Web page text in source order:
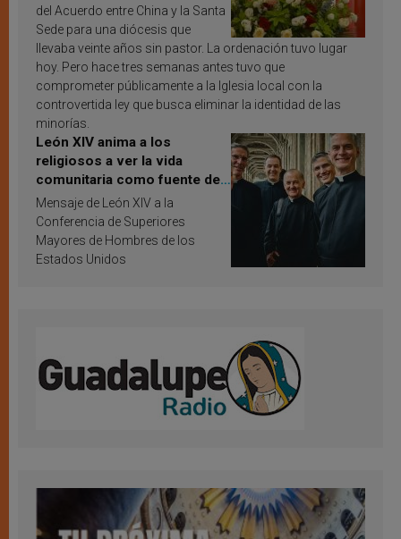
del Acuerdo entre China y la Santa
Sede para una diócesis que
llevaba veinte años sin pastor. La ordenación tuvo lugar
hoy. Pero hace tres semanas antes tuvo que
comprometer públicamente a la Iglesia local con la
controvertida ley que busca eliminar la identidad de las
minorías.
León XIV anima a los
religiosos a ver la vida
comunitaria como fuente de
inspiración y santificación
Mensaje de León XIV a la
Conferencia de Superiores
Mayores de Hombres de los
Estados Unidos